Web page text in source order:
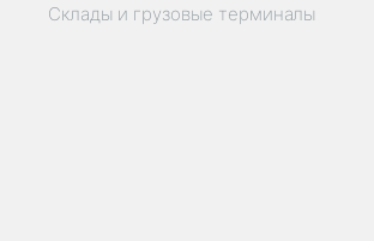
Склады и грузовые терминалы